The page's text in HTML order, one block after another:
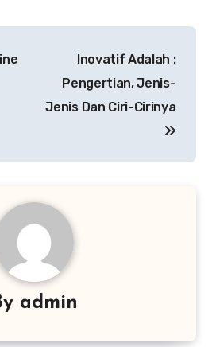
Inovatif Adalah :
Pengertian, Jenis-
Jenis Dan Ciri-Cirinya
admin